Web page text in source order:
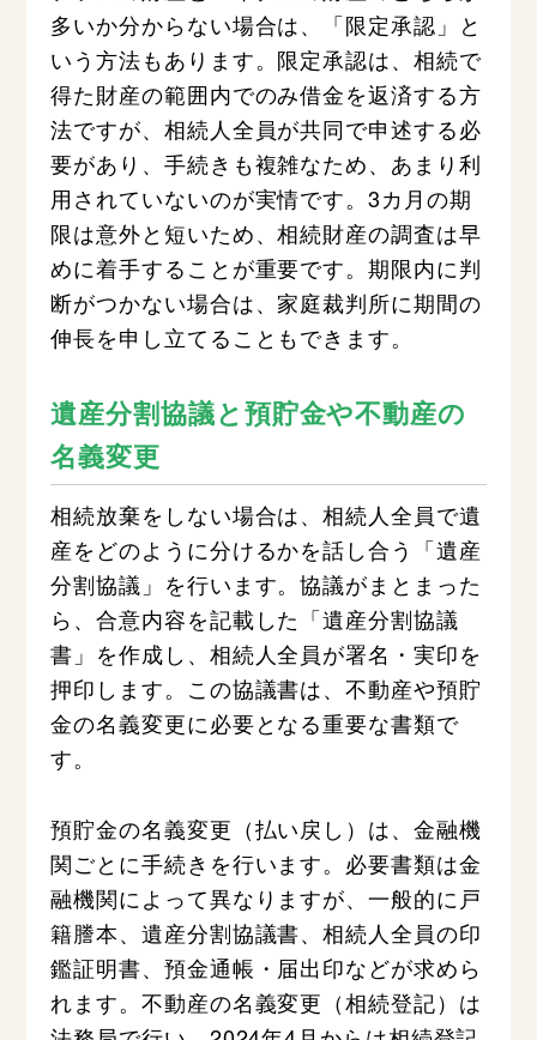
多いか分からない場合は、「限定承認」と
いう方法もあります。限定承認は、相続で
得た財産の範囲内でのみ借金を返済する方
法ですが、相続人全員が共同で申述する必
要があり、手続きも複雑なため、あまり利
用されていないのが実情です。3カ月の期
限は意外と短いため、相続財産の調査は早
めに着手することが重要です。期限内に判
断がつかない場合は、家庭裁判所に期間の
伸長を申し立てることもできます。
遺産分割協議と預貯金や不動産の
名義変更
相続放棄をしない場合は、相続人全員で遺
産をどのように分けるかを話し合う「遺産
分割協議」を行います。協議がまとまった
ら、合意内容を記載した「遺産分割協議
書」を作成し、相続人全員が署名・実印を
押印します。この協議書は、不動産や預貯
金の名義変更に必要となる重要な書類で
す。
預貯金の名義変更（払い戻し）は、金融機
関ごとに手続きを行います。必要書類は金
融機関によって異なりますが、一般的に戸
籍謄本、遺産分割協議書、相続人全員の印
鑑証明書、預金通帳・届出印などが求めら
れます。不動産の名義変更（相続登記）は